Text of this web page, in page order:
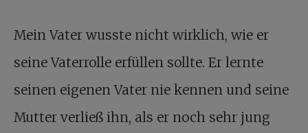
Mein Vater wusste nicht wirklich, wie er
seine Vaterrolle erfüllen sollte. Er lernte
seinen eigenen Vater nie kennen und seine
Mutter verließ ihn, als er noch sehr jung